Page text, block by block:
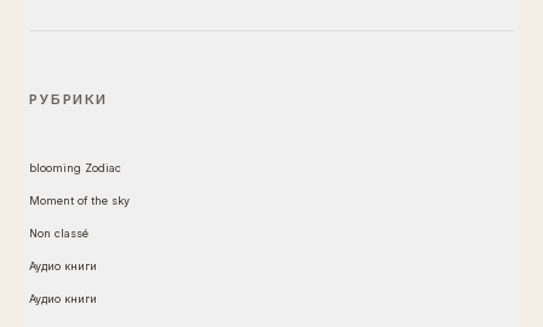
РУБРИКИ
blooming Zodiac
Moment of the sky
Non classé
Аудио книги
Аудио книги